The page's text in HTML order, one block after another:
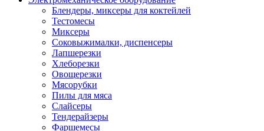
Блендеры, миксеры для коктейлей
Тестомесы
Миксеры
Соковыжималки, диспенсеры
Лапшерезки
Хлеборезки
Овощерезки
Мясорубки
Пилы для мяса
Слайсеры
Тендерайзеры
Фаршемесы